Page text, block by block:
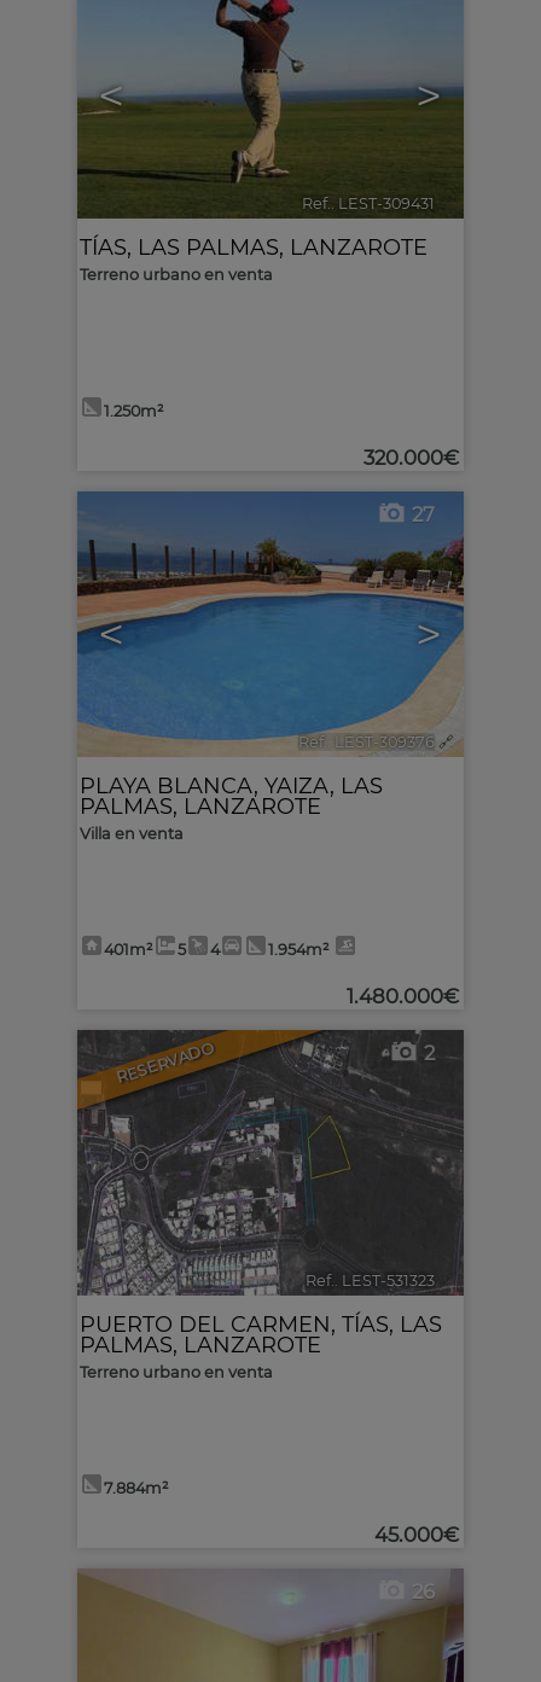
< >
Ref.. LEST-309431 🔗
TÍAS, LAS PALMAS, LANZAROTE
Terreno urbano en venta
1.250m²
320.000€
< >
27
Ref.. LEST-309376 🔗
PLAYA BLANCA, YAIZA, LAS
PALMAS, LANZAROTE
Villa en venta
401m² 5 4 1.954m²
1.480.000€
RESERVADO 2
Ref.. LEST-531323 🔗
PUERTO DEL CARMEN, TÍAS, LAS
PALMAS, LANZAROTE
Terreno urbano en venta
7.884m²
45.000€
26